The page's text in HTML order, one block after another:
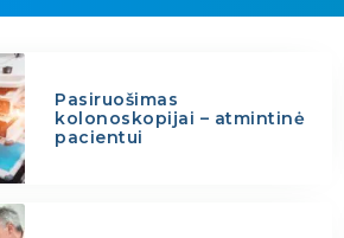
Pasiruošimas
kolonoskopijai – atmintinė
pacientui